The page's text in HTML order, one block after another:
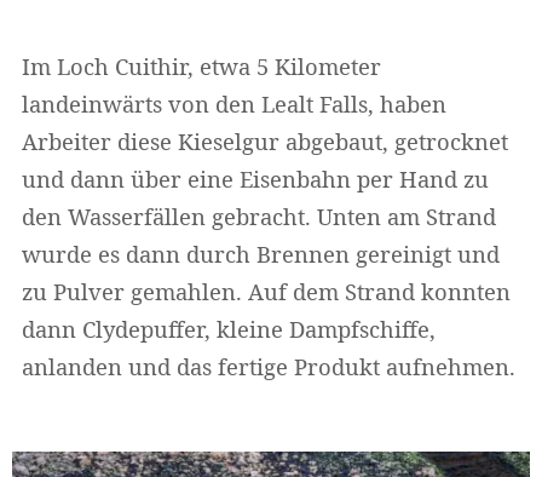
Im Loch Cuithir, etwa 5 Kilometer
landeinwärts von den Lealt Falls, haben
Arbeiter diese Kieselgur abgebaut, getrocknet
und dann über eine Eisenbahn per Hand zu
den Wasserfällen gebracht. Unten am Strand
wurde es dann durch Brennen gereinigt und
zu Pulver gemahlen. Auf dem Strand konnten
dann Clydepuffer, kleine Dampfschiffe,
anlanden und das fertige Produkt aufnehmen.